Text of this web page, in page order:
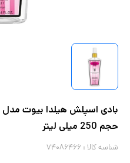
حجم 250 میلی لیتر
شناسه کالا : ۷۴۰۸۶۴۶۶